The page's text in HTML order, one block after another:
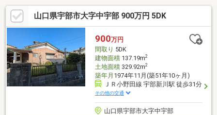
山口県宇部市大字中宇部 900万円 5DK
900万円
間取り 5DK
建物面積137.19m2
土地面積329.92m2
築年月 1974年11月(築51年10ヶ月)
ＪＲ小野田線 宇部新川駅 徒歩31分
その他の交通
山口県宇部市大字中宇部